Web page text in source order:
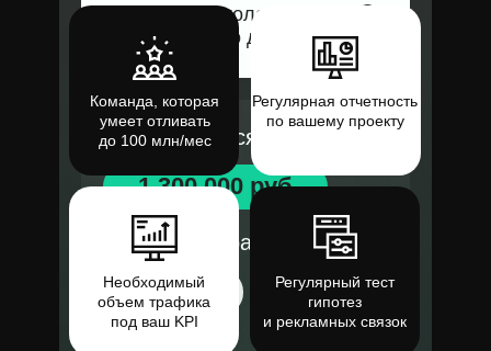
1 300 000 руб
Бюджет в месяц
650 руб
Цена регистрации
Сосновка - школа
ландшафтного дизайна
Регулярный тест
гипотез
и рекламных связок
Необходимый
объем трафика
под ваш KPI
Регулярная отчетность
по вашему проекту
Команда, которая
умеет отливать
до 100 млн/мес